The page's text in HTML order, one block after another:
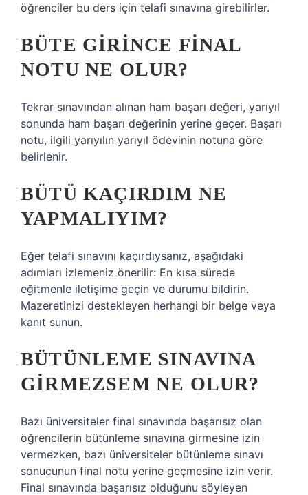
öğrenciler bu ders için telafi sınavına girebilirler.
BÜTE GIRINCE FINAL
NOTU NE OLUR?
Tekrar sınavından alınan ham başarı değeri, yarıyıl
sonunda ham başarı değerinin yerine geçer. Başarı
notu, ilgili yarıyılın yarıyıl ödevinin notuna göre
belirlenir.
BÜTÜ KAÇIRDIM NE
YAPMALIYIM?
Eğer telafi sınavını kaçırdıysanız, aşağıdaki
adımları izlemeniz önerilir: En kısa sürede
eğitmenle iletişime geçin ve durumu bildirin.
Mazeretinizi destekleyen herhangi bir belge veya
kanıt sunun.
BÜTÜNLEME SINAVINA
GIRMEZSEM NE OLUR?
Bazı üniversiteler final sınavında başarısız olan
öğrencilerin bütünleme sınavına girmesine izin
vermezken, bazı üniversiteler bütünleme sınavı
sonucunun final notu yerine geçmesine izin verir.
Final sınavında başarısız olduğunu söyleyen